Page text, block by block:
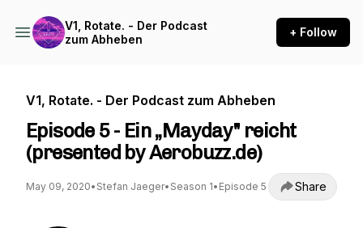
V1, Rotate. - Der Podcast
zum Abheben
+ Follow
V1, Rotate. - Der Podcast zum Abheben
Episode 5 - Ein „Mayday" reicht
(presented by Aerobuzz.de)
May 09, 2020• Stefan Jaeger• Season 1• Episode 5 Share